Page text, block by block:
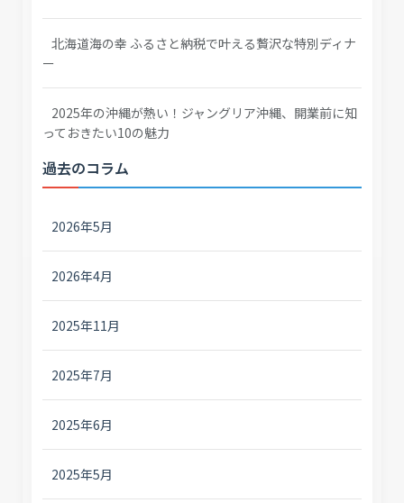
北海道海の幸 ふるさと納税で叶える贅沢な特別ディナ
ー
2025年の沖縄が熱い！ジャングリア沖縄、開業前に知
っておきたい10の魅力
過去のコラム
2026年5月
2026年4月
2025年11月
2025年7月
2025年6月
2025年5月